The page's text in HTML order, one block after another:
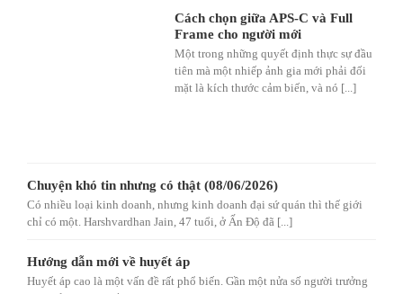
Cách chọn giữa APS-C và Full
Frame cho người mới
Một trong những quyết định thực sự đầu
tiên mà một nhiếp ảnh gia mới phải đối
mặt là kích thước cảm biến, và nó [...]
Chuyện khó tin nhưng có thật (08/06/2026)
Có nhiều loại kinh doanh, nhưng kinh doanh đại sứ quán thì thế giới
chỉ có một. Harshvardhan Jain, 47 tuổi, ở Ấn Độ đã [...]
Hướng dẫn mới về huyết áp
Huyết áp cao là một vấn đề rất phổ biến. Gần một nửa số người trưởng